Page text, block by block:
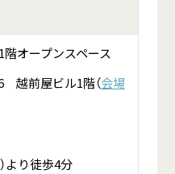
オープンスペース
越前屋ビル1階（会場
より徒歩4分